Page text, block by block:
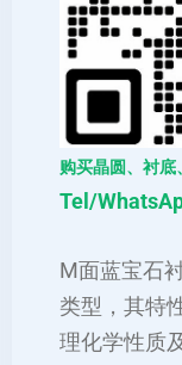
购买晶圆、衬
Tel/
M面蓝宝石
类型，其特
理化学性质